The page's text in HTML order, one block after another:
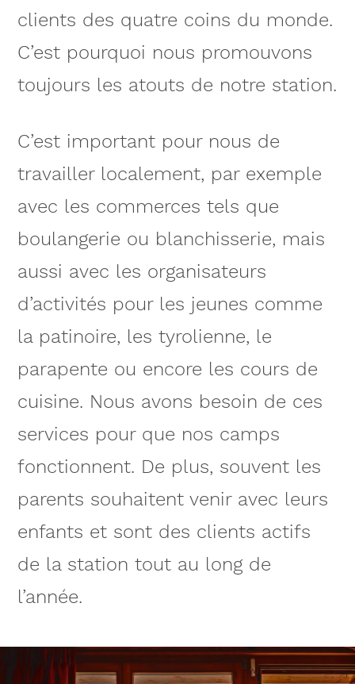
clients des quatre coins du monde.
C’est pourquoi nous promouvons
toujours les atouts de notre station.
C’est important pour nous de
travailler localement, par exemple
avec les commerces tels que
boulangerie ou blanchisserie, mais
aussi avec les organisateurs
d’activités pour les jeunes comme
la patinoire, les tyrolienne, le
parapente ou encore les cours de
cuisine. Nous avons besoin de ces
services pour que nos camps
fonctionnent. De plus, souvent les
parents souhaitent venir avec leurs
enfants et sont des clients actifs
de la station tout au long de
l’année.